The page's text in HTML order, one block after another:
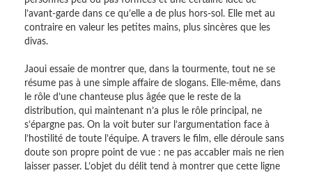
l’avant-garde dans ce qu’elle a de plus hors-sol. Elle met au
contraire en valeur les petites mains, plus sincères que les
divas.
Jaoui essaie de montrer que, dans la tourmente, tout ne se
résume pas à une simple affaire de slogans. Elle-même, dans
le rôle d’une chanteuse plus âgée que le reste de la
distribution, qui maintenant n’a plus le rôle principal, ne
s’épargne pas. On la voit buter sur l’argumentation face à
l’hostilité de toute l’équipe. A travers le film, elle déroule sans
doute son propre point de vue : ne pas accabler mais ne rien
laisser passer. L’objet du délit tend à montrer que cette ligne